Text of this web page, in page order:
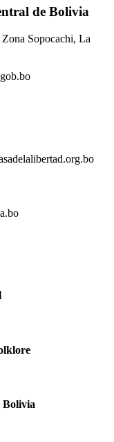
de Bolivia
Sopocachi, La
Bolivia